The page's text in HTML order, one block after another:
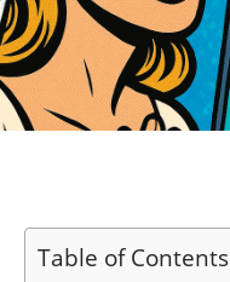
Table of Contents